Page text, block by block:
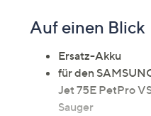
Auf einen Blick
Ersatz-Akku
für den
Jet 75E PetPro
Sauger